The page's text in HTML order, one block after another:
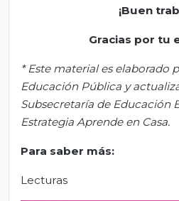
¡Buen
Gracias por tu
* Este material es elaborado
Educación Pública y
Subsecretaría de Educación
Estrategia Aprende en Casa.
Para saber más:
Lecturas